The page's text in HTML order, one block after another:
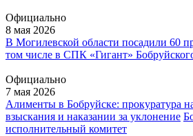
Официально
8 мая 2026
В Могилевской области посадили 60
том числе в СПК «Гигант»
Официально
7 мая 2026
Алименты в Бобруйске: прокуратура
взыскания и наказании за уклонение
исполнительный комитет